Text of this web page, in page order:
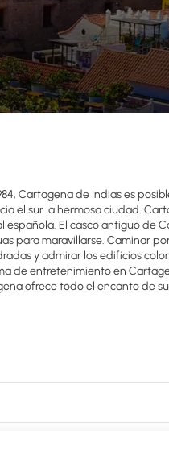
Cartagena de Indias es
el sur la hermosa ciudad.
El casco antiguo de
para maravillarse. Caminar
y admirar los edificios
de entretenimiento en
ofrece todo el encanto de